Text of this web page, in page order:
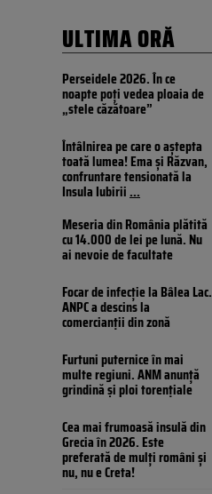
ULTIMA ORĂ
Perseidele 2026. În ce
noapte poți vedea ploaia de
„stele căzătoare”
Întâlnirea pe care o aștepta
toată lumea! Ema și Răzvan,
confruntare tensionată la
Insula Iubirii...
Meseria din România plătită
cu 14.000 de lei pe lună. Nu
ai nevoie de facultate
Focar de infecție la Bâlea Lac.
ANPC a descins la
comercianții din zonă
Furtuni puternice în mai
multe regiuni. ANM anunță
grindină și ploi torențiale
Cea mai frumoasă insulă din
Grecia în 2026. Este
preferată de mulți români și
nu, nu e Creta!